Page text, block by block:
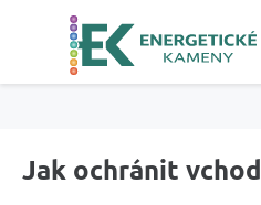
Jak ochránit vchod